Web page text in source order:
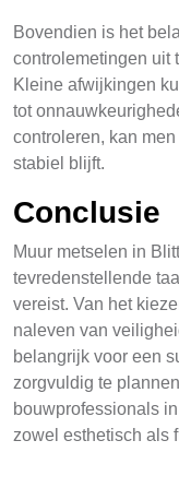
Bovendien is het
controlemetingen uit
Kleine afwijkingen
tot
controleren, kan
stabiel blijft.
Conclusie
Muur metselen in
tevredenstellende
vereist. Van het
naleven van
belangrijk voor een
zorgvuldig te
bouwprofessionals
zowel esthetisch als